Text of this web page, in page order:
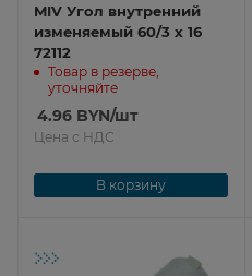
MIV Угол внутренний
изменяемый 60/3 x 16
72112
Товар в резерве,
уточняйте
4.96 BYN/шт
Цена с НДС
В корзину